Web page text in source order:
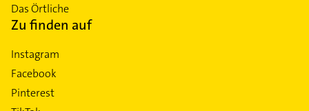
Das Örtliche
Zu finden auf
Instagram
Facebook
Pinterest